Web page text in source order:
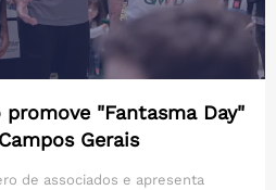
"Fantasma Day"
Gerais
de associados e apresenta